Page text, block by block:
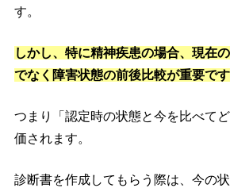
す。
しかし、特に精神疾患の場合、現在
でなく障害状態の前後比較が重要です
つまり「認定時の状態と今を比べて
価されます。
診断書を作成してもらう際は、今の